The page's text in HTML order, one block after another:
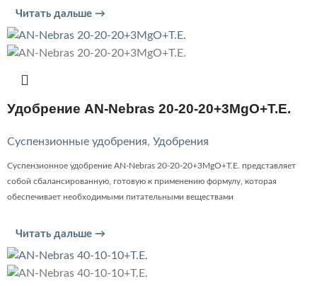
Читать дальше →
Удобрение AN-Nebras 20-20-20+3MgO+T.E.
Суспензионные удобрения, Удобрения
Суспензионное удобрение AN-Nebras 20-20-20+3MgO+T.E. представляет
собой сбалансированную, готовую к применению формулу, которая
обеспечивает необходимыми питательными веществами
Читать дальше →